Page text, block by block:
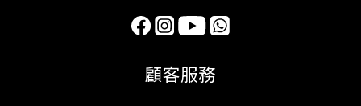
顧客服務